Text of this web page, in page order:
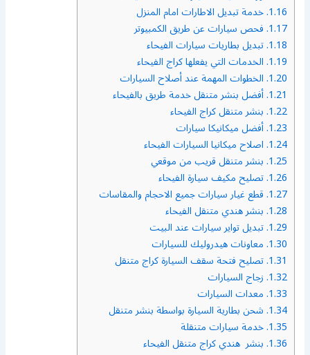
1.16. خدمة تبديل الاطارات امام المنزل
1.17. فحص سيارات عن طريق الكمبيوتر
1.18. تبديل بطاريات سيارات الفيحاء
1.19. الخدمات التي يفعلها كراج الفيحاء
1.20. الخطوات المهمة عند أصلاح السيارات
1.21. أفضل بنشر متنقل خدمة طريق بالفيحاء
1.22. بنشر متنقل كراج الفيحاء
1.23. أفضل ميكانيكا سيارات
1.24. اصلاح ميكانيا السيارات الفيحاء
1.25. بنشر متنقل قريب من موقعي
1.26. تصليح مكيف سيارة الفيحاء
1.27. قطع غيار سيارات جميع الاحجام والمقاسات
1.28. بنشر هندي متنقل الفيحاء
1.29. تبديل تواير سيارات عند البيت
1.30. معاونات هيدروليك للسيارات
1.31. تصليح فتحة سقف السيارة كراج متنقل
1.32. زجاج السيارات
1.33. معدات السيارات
1.34. شحن بطارية السيارة بواسطة بنشر متنقل
1.35. خدمة سيارات متنقلة
1.36. بنشر هندي كراج متنقل الفيحاء